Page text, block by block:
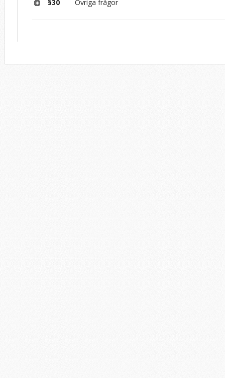
§30 Övriga frågor